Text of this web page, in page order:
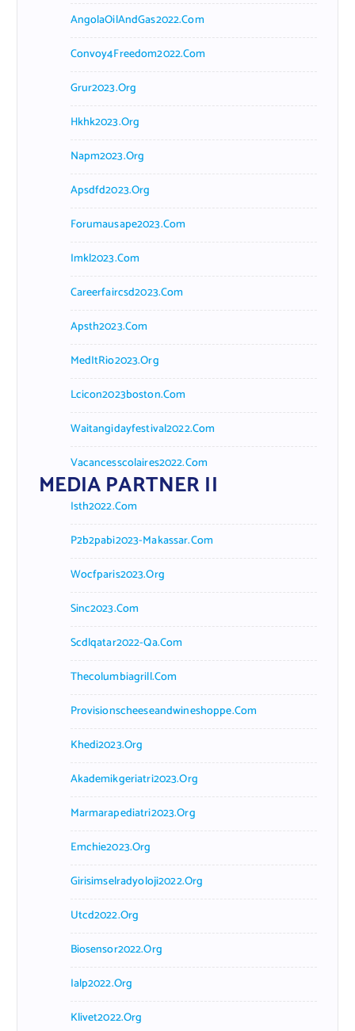
AngolaOilAndGas2022.com
Convoy4Freedom2022.com
Grur2023.org
Hkhk2023.org
Napm2023.org
Apsdfd2023.org
Forumausape2023.com
Imkl2023.com
Careerfaircsd2023.com
Apsth2023.com
MedItRio2023.org
Lcicon2023boston.com
Waitangidayfestival2022.com
Vacancesscolaires2022.com
MEDIA PARTNER II
Isth2022.com
P2b2pabi2023-Makassar.com
Wocfparis2023.org
Sinc2023.com
Scdlqatar2022-Qa.com
Thecolumbiagrill.com
Provisionscheeseandwineshoppe.com
Khedi2023.org
Akademikgeriatri2023.org
Marmarapediatri2023.org
Emchie2023.org
Girisimselradyoloji2022.org
Utcd2022.org
Biosensor2022.org
Ialp2022.org
Klivet2022.org